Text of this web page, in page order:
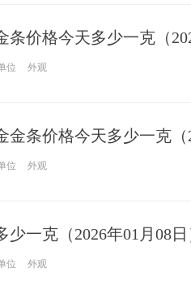
条价格今天多少一克（
位 外观
金条价格今天多少一克（
位 外观
一克（2026年01月08日
位 外观